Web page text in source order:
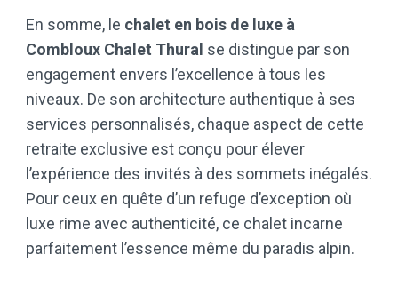
En somme, le chalet en bois de luxe à
Combloux Chalet Thural se distingue par son
engagement envers l’excellence à tous les
niveaux. De son architecture authentique à ses
services personnalisés, chaque aspect de cette
retraite exclusive est conçu pour élever
l’expérience des invités à des sommets inégalés.
Pour ceux en quête d’un refuge d’exception où
luxe rime avec authenticité, ce chalet incarne
parfaitement l’essence même du paradis alpin.